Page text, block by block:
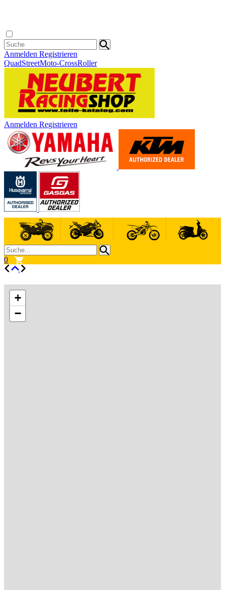
Anmelden Registrieren
QuadStreetMoto-CrossRoller
Anmelden Registrieren
0
+
−